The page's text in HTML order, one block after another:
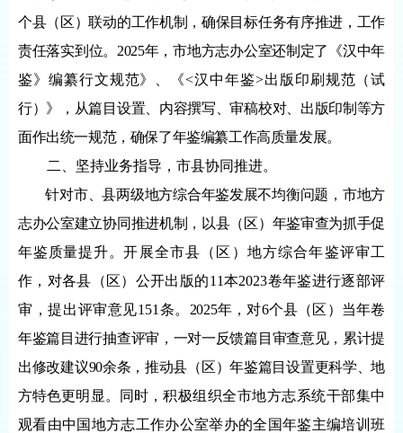
个县（区）联动的工作机制，确保目标任务有序推进，工作
责任落实到位。2025年，市地方志办公室还制定了《汉中年
鉴》编纂行文规范》、《<汉中年鉴>出版印刷规范（试
行）》，从篇目设置、内容撰写、审稿校对、出版印制等方
面作出统一规范，确保了年鉴编纂工作高质量发展。
二、坚持业务指导，市县协同推进。
针对市、县两级地方综合年鉴发展不均衡问题，市地方
志办公室建立协同推进机制，以县（区）年鉴审查为抓手促
年鉴质量提升。开展全市县（区）地方综合年鉴评审工
作，对各县（区）公开出版的11本2023卷年鉴进行逐部评
审，提出评审意见151条。 2025年，对6个县（区）当年卷
年鉴篇目进行抽查评审，一对一反馈篇目审查意见，累计提
出修改建议90余条，推动县（区）年鉴篇目设置更科学、地
方特色更明显。同时， 积极组织全市地方志系统干部集中
观看由中国地方志工作办公室举办的全国年鉴主编培训班